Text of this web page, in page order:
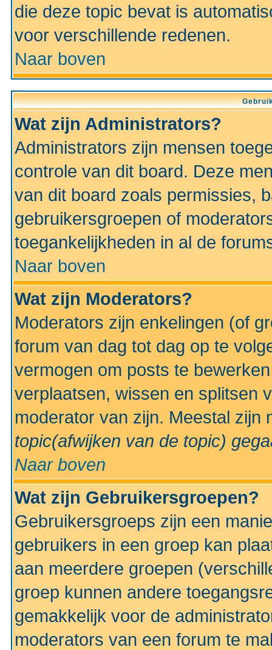
die deze topic bevat is
voor verschillende redenen.
Naar boven
Wat zijn Administrators?
Administrators zijn mensen
controle van dit board. Deze
van dit board zoals permissies,
gebruikersgroepen of
toegankelijkheden in al de
Naar boven
Wat zijn Moderators?
Moderators zijn enkelingen (of
forum van dag tot dag op te
vermogen om posts te
verplaatsen, wissen en splitsen
moderator van zijn. Meestal
topic(afwijken van de topic)
Naar boven
Wat zijn Gebruikersgroepen?
Gebruikersgroeps zijn een
gebruikers in een groep kan
aan meerdere groepen
groep kunnen andere
gemakkelijk voor de
moderators van een forum te